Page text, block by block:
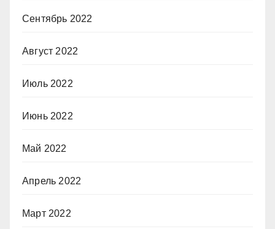
Сентябрь 2022
Август 2022
Июль 2022
Июнь 2022
Май 2022
Апрель 2022
Март 2022